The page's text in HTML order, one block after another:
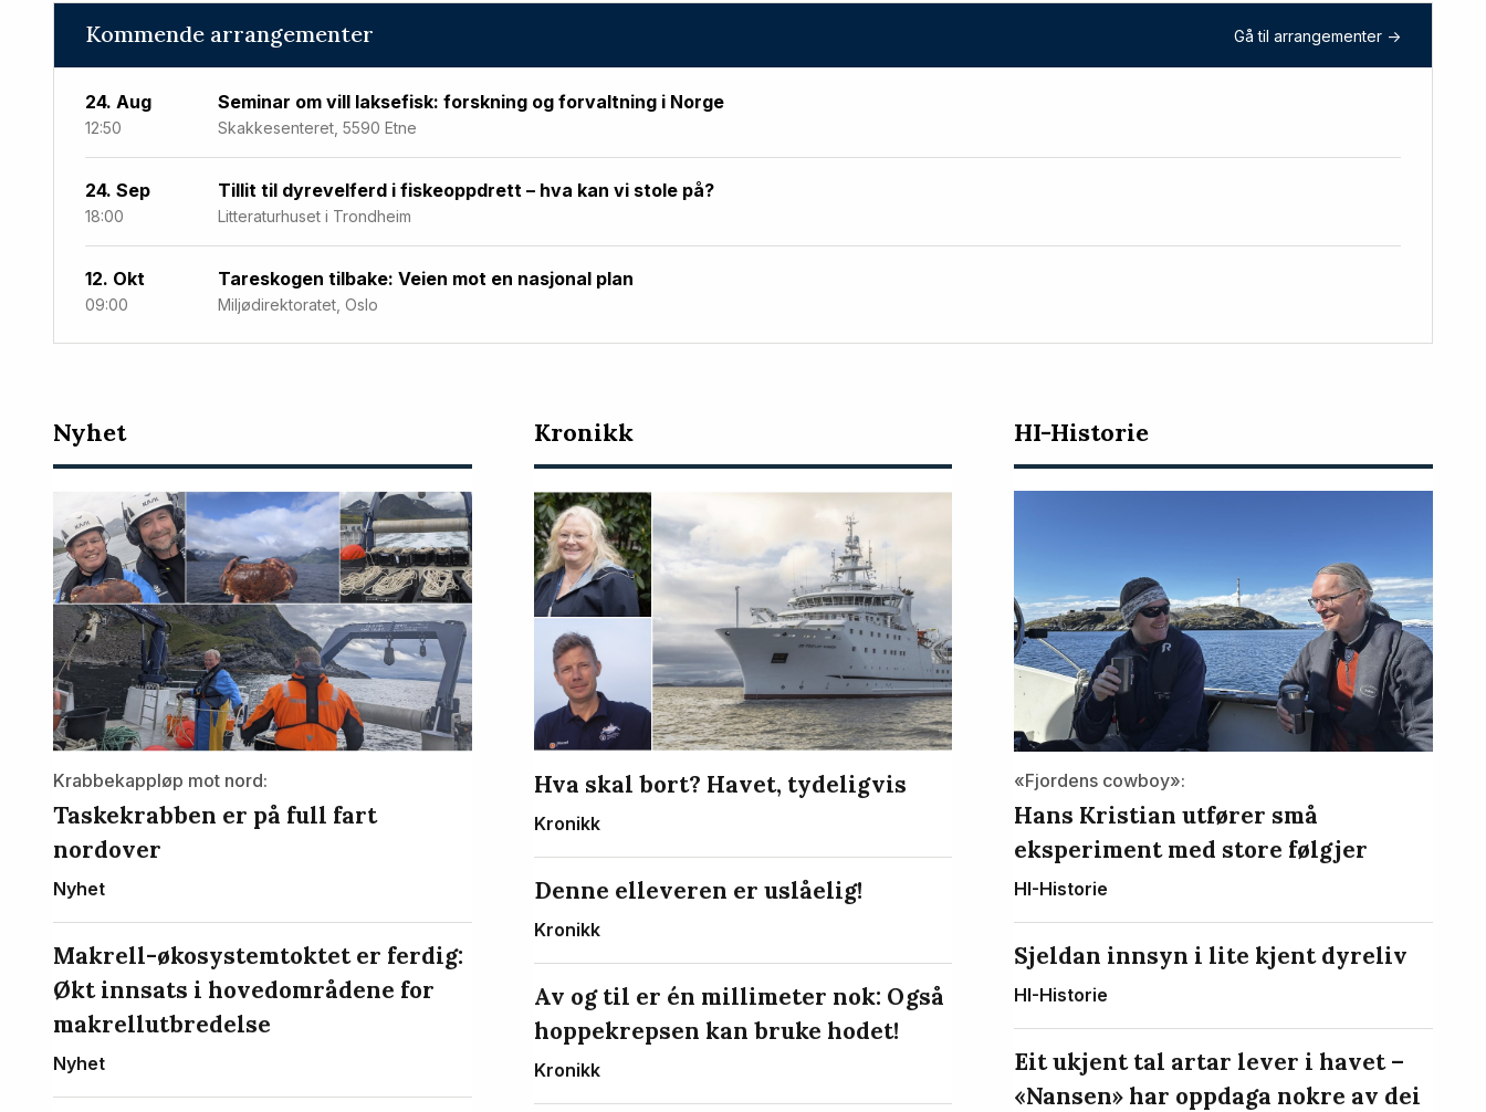
Kommende arrangementer Gå til arrangementer ->
24. Aug
12:50
Seminar om vill laksefisk: forskning og forvaltning i Norge
Skakkesenteret, 5590 Etne
24. Sep
18:00
Tillit til dyrevelferd i fiskeoppdrett – hva kan vi stole på?
Litteraturhuset i Trondheim
12. Okt
09:00
Tareskogen tilbake: Veien mot en nasjonal plan
Miljødirektoratet, Oslo
Nyeste
artikler
Nyhet
Krabbekappløp mot nord:
Taskekrabben er på full fart
nordover
Nyhet
Makrell-økosystemtoktet er ferdig:
Økt innsats i hovedområdene for
makrellutbredelse
Nyhet
Kronikk
Hva skal bort? Havet, tydeligvis
Kronikk
Denne elleveren er uslåelig!
Kronikk
Av og til er én millimeter nok: Også
hoppekrepsen kan bruke hodet!
Kronikk
HI-Historie
«Fjordens cowboy»:
Hans Kristian utfører små
eksperiment med store følgjer
HI-Historie
Sjeldan innsyn i lite kjent dyreliv
HI-Historie
Eit ukjent tal artar lever i havet –
«Nansen» har oppdaga nokre av dei